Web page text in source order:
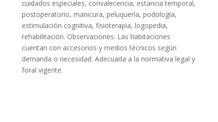
cuidados especiales, convalecencia, estancia temporal,
postoperatorio, manicura, peluquería, podología,
estimulación cognitiva, fisioterapia, logopedia,
rehabilitación. Observaciones: Las habitaciones
cuentan con accesorios y medios técnicos según
demanda o necesidad. Adecuada a la normativa legal y
foral vigente.